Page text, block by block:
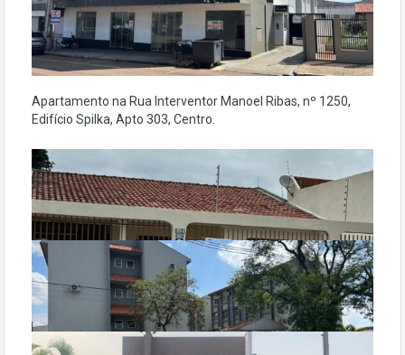
Apartamento na Rua Interventor Manoel Ribas, nº 1250,
Edifício Spilka, Apto 303, Centro.
Casa na Avenida Comendador Norberto Marcondes, nº294,